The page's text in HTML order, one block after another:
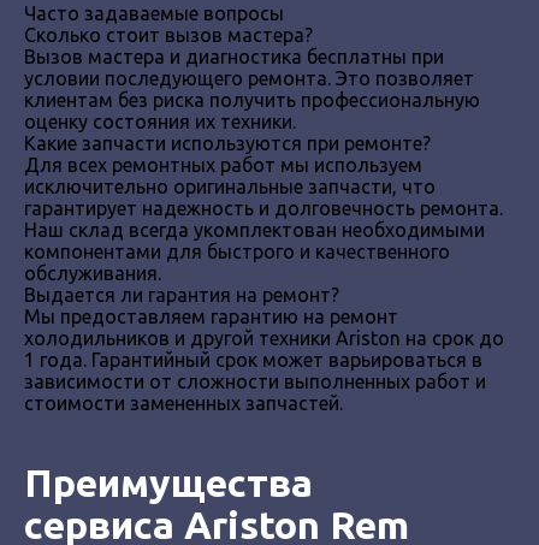
Часто задаваемые вопросы
Сколько стоит вызов мастера?
Вызов мастера и диагностика бесплатны при
условии последующего ремонта. Это позволяет
клиентам без риска получить профессиональную
оценку состояния их техники.
Какие запчасти используются при ремонте?
Для всех ремонтных работ мы используем
исключительно оригинальные запчасти, что
гарантирует надежность и долговечность ремонта.
Наш склад всегда укомплектован необходимыми
компонентами для быстрого и качественного
обслуживания.
Выдается ли гарантия на ремонт?
Мы предоставляем гарантию на ремонт
холодильников и другой техники Ariston на срок до
1 года. Гарантийный срок может варьироваться в
зависимости от сложности выполненных работ и
стоимости замененных запчастей.
Преимущества
сервиса Ariston Rem